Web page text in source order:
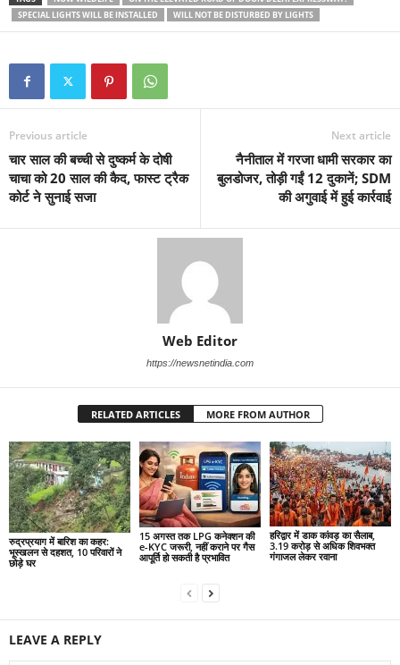
SPECIAL LIGHTS WILL BE INSTALLED
WILL NOT BE DISTURBED BY LIGHTS
Previous article
चार साल की बच्ची से दुष्कर्म के दोषी
चाचा को 20 साल की कैद, फास्ट ट्रैक
कोर्ट ने सुनाई सजा
Next article
नैनीताल में गरजा धामी सरकार का
बुलडोजर, तोड़ी गईं 12 दुकानें; SDM
की अगुवाई में हुई कार्रवाई
Web Editor
https://newsnetindia.com
RELATED ARTICLES MORE FROM AUTHOR
रुद्रप्रयाग में बारिश का कहर:
भूस्खलन से दहशत, 10 परिवारों ने
छोड़े घर
15 अगस्त तक LPG कनेक्शन की
e-KYC जरूरी, नहीं कराने पर गैस
आपूर्ति हो सकती है प्रभावित
हरिद्वार में डाक कांवड़ का सैलाब,
3.19 करोड़ से अधिक शिवभक्त
गंगाजल लेकर रवाना
LEAVE A REPLY